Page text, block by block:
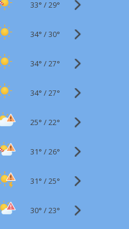
33° /29°
34° /30°
34° /27°
34° /27°
25° /22°
31° /26°
31° /25°
30° /23°